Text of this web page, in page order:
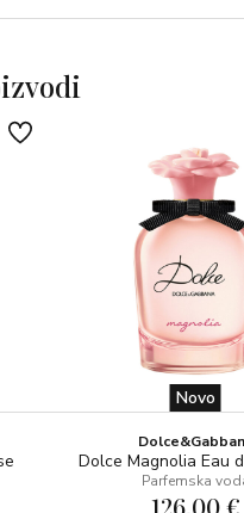
Novo
Dolce Magnolia Eau
Parfemska
126,00 €